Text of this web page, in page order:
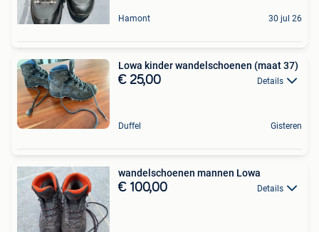
Hamont 30 jul 26
Lowa kinder wandelschoenen (maat 37)
€ 25,00 Details
Duffel Gisteren
wandelschoenen mannen Lowa
€ 100,00 Details